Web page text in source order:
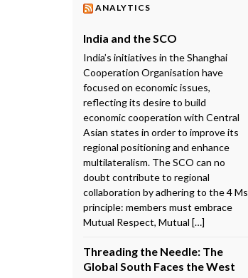
ANALYTICS
India and the SCO
India’s initiatives in the Shanghai
Cooperation Organisation have
focused on economic issues,
reflecting its desire to build
economic cooperation with Central
Asian states in order to improve its
regional positioning and enhance
multilateralism. The SCO can no
doubt contribute to regional
collaboration by adhering to the 4 Ms
principle: members must embrace
Mutual Respect, Mutual […]
Threading the Needle: The
Global South Faces the West